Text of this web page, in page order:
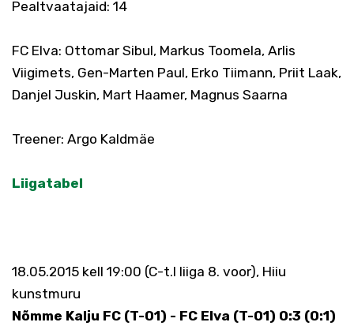
Pealtvaatajaid: 14
FC Elva: Ottomar Sibul, Markus Toomela, Arlis
Viigimets, Gen-Marten Paul, Erko Tiimann, Priit Laak,
Danjel Juskin, Mart Haamer, Magnus Saarna
Treener: Argo Kaldmäe
Liigatabel
18.05.2015 kell 19:00 (C-t.I liiga 8. voor), Hiiu
kunstmuru
Nõmme Kalju FC (T-01) - FC Elva (T-01) 0:3 (0:1)